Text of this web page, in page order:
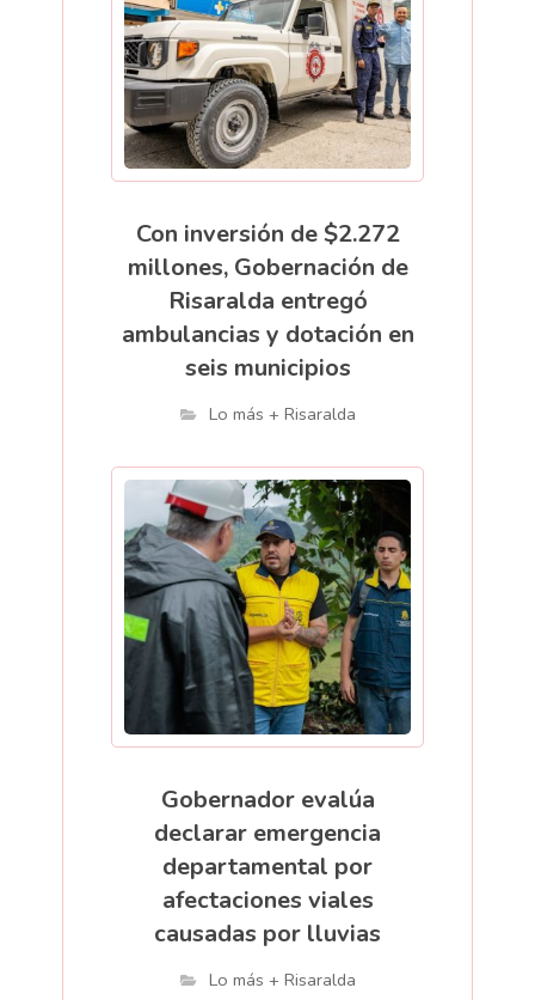
Con inversión de $2.272
millones, Gobernación de
Risaralda entregó
ambulancias y dotación en
seis municipios
Lo más + Risaralda
Gobernador evalúa
declarar emergencia
departamental por
afectaciones viales
causadas por lluvias
Lo más + Risaralda